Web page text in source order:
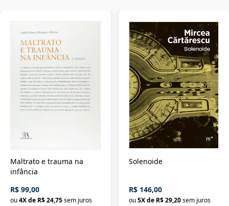
Maltrato e trauma na
infância
R$ 99,00
ou4X de R$ 24,75sem juros
Solenoide
R$ 146,00
ou 5X de R$ 29,20 sem juros